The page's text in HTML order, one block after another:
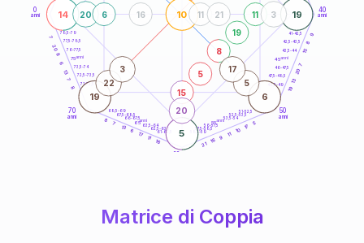
0
anni
40
anni
50
anni
60
70
anni
41-42,5
42,5-43,5
43,5-44
46-47,5
47,5-48,5
48,5-49
51-52,5
52,5-53,5
53,5-54
56-57,5
57,5-58,5
58,5-59
61-62,5
62,5-63,5
63,5-64
66-67,5
67,5-68,5
68,5-69
71-72,5
72,5-73,5
73,5-74
76-77,5
77,5-78,5
78,5-79 9
8
15
7
20
13
19
5
17
10
11
9
16
21
16
11
17
6
13
7
8
8
7
13
6
8
20
7
14 19
5
10
19 6
15
5
8
19
11
20 3
20
6 11 21
16
22
3
5
17
45anni
55anni
65anni
75anni
Matrice di Coppia